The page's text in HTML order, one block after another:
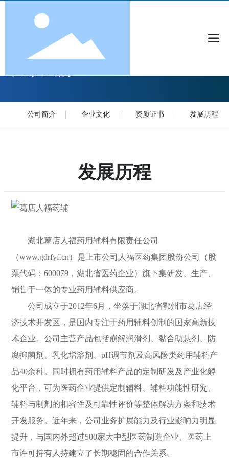
公司简介 企业文化 资质证书 发展历程
发展历程
湖北葛店人福药用辅料有限责任公司
（www.gdrfyf.cn）是上市公司人福医药集团股份公司（股
票代码：600079，湖北省医药企业）旗下集研发、生产、
销售于一体的专业药用辅料供应商。
公司成立于2012年6月，坐落于湖北省鄂州市葛店经
济技术开发区，是国内专注于药用辅料创制的国家高新技
术企业。公司主营产品包括崩解润滑剂、黏合助悬剂、防
腐抑菌剂、乳化增溶剂、pH调节剂及高风险类药用辅料产
品40余种。同时拥有药用辅料产品的定制研发及产业化孵
化平台，可为医药企业提供定制辅料、辅料功能性研究、
辅料与制剂的相容性及可靠性评价等整体解决方案和技术
开发服务。近年来，公司业务扩展能力及行业影响力明显
提升，与国内外超过500家大中型医药制造企业、医药上
市许可持有人持建立了长期稳固的合作关系。